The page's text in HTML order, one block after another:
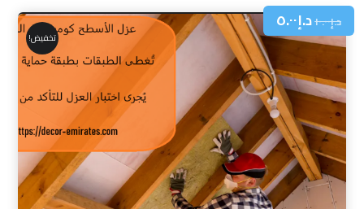
د.إ١٠.٠٠د.إ٥.٠٠
تخفيض!